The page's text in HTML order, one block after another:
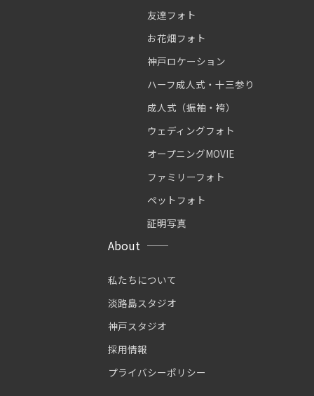
友達フォト
お花畑フォト
神戸ロケーション
ハーフ成人式・十三参り
成人式（振袖・袴）
ウェディングフォト
オープニングMOVIE
ファミリーフォト
ペットフォト
証明写真
About
私たちについて
淡路島スタジオ
神戸スタジオ
採用情報
プライバシーポリシー